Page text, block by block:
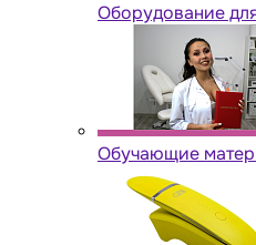
Оборудование
Обучающие